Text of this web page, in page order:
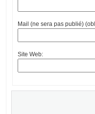
Mail (ne sera pas publié)
Site Web: